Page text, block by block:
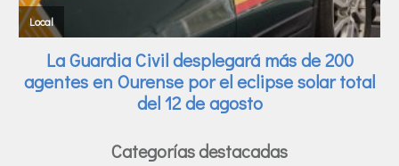
Categorías destacadas